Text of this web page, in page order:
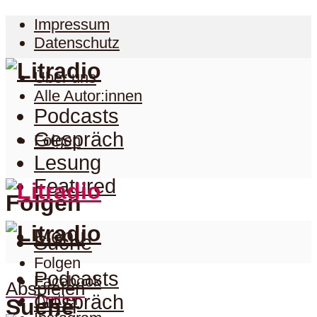
Impressum
Datenschutz
Über uns
Alle Autor:innen
Folgen
Folgen
Folgen
Facebook
Twitter
Podcasts
Gespräch
Lesung
Featured
Menu
Suche
Suche
Podcasts
Gespräch
Abspielen